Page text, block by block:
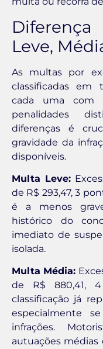
Leve,
As multas por
classificadas em
cada uma com
penalidades
diferenças é
gravidade da
disponíveis.
Multa Leve:
de R$ 293,47, 3
é a menos
histórico do
imediato de
isolada.
Multa Média:
de R$ 880,41,
classificação já
especialmente
infrações.
autuações